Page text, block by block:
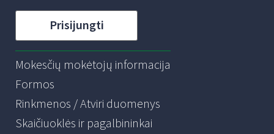
Prisijungti
Mokesčių mokėtojų informacija
Formos
Rinkmenos / Atviri duomenys
Skaičiuoklės ir pagalbininkai